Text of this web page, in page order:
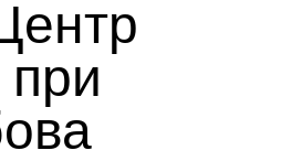
при